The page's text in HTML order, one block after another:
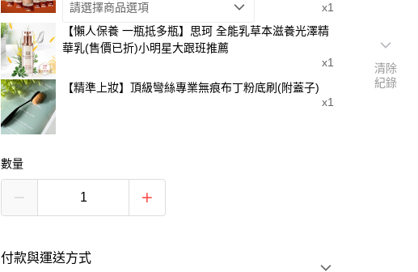
請選擇商品選項
x1
【懶人保養 一瓶抵多瓶】思珂 全能乳草本滋養光澤精
華乳(售價已折)小明星大跟班推薦
x1
【精準上妝】頂級彎絲專業無痕布丁粉底刷(附蓋子)
x1
數量
付款與運送方式
清除
紀錄